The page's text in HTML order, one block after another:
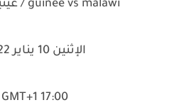
guinée vs malawi / غينيا - مالاوي
الإثنين 10 يناير 2022
17:00 GMT+1